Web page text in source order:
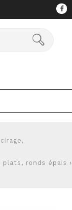
ronds épais ›